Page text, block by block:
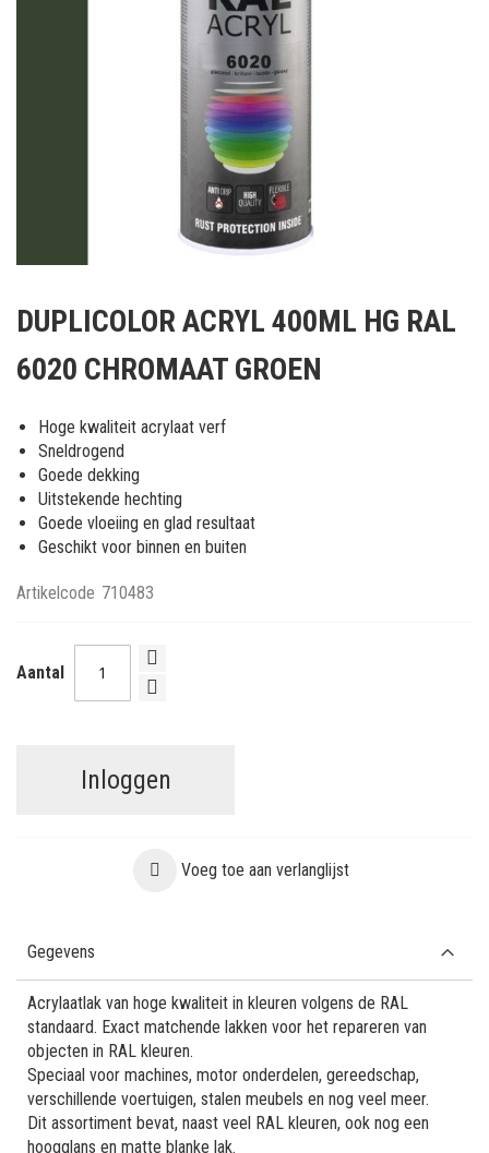
het
van
afbeeldingen-
gallerij
DUPLICOLOR ACRYL 400ML HG RAL
6020 CHROMAAT GROEN
Hoge kwaliteit acrylaat verf
Sneldrogend
Goede dekking
Uitstekende hechting
Goede vloeiing en glad resultaat
Geschikt voor binnen en buiten
Artikelcode 710483
Aantal
Inloggen
Voeg toe aan verlanglijst
Gegevens
Acrylaatlak van hoge kwaliteit in kleuren volgens de RAL
standaard. Exact matchende lakken voor het repareren van
objecten in RAL kleuren.
Speciaal voor machines, motor onderdelen, gereedschap,
verschillende voertuigen, stalen meubels en nog veel meer.
Dit assortiment bevat, naast veel RAL kleuren, ook nog een
hoogglans en matte blanke lak.